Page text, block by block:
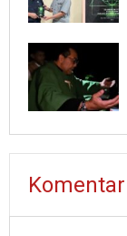
Komentar